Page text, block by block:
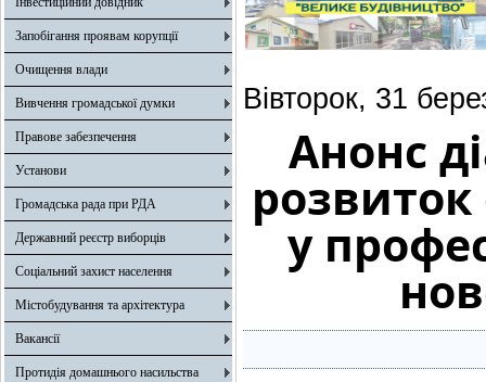
Запобігання проявам корупції
Очищення влади
Вивчення громадської думки
Правове забезпечення
Установи
Громадська рада при РДА
Державний реєстр виборців
Соціальний захист населення
Містобудування та архітектура
Вакансії
Протидія домашнього насильства
Вівторок, 31
Анонс
у